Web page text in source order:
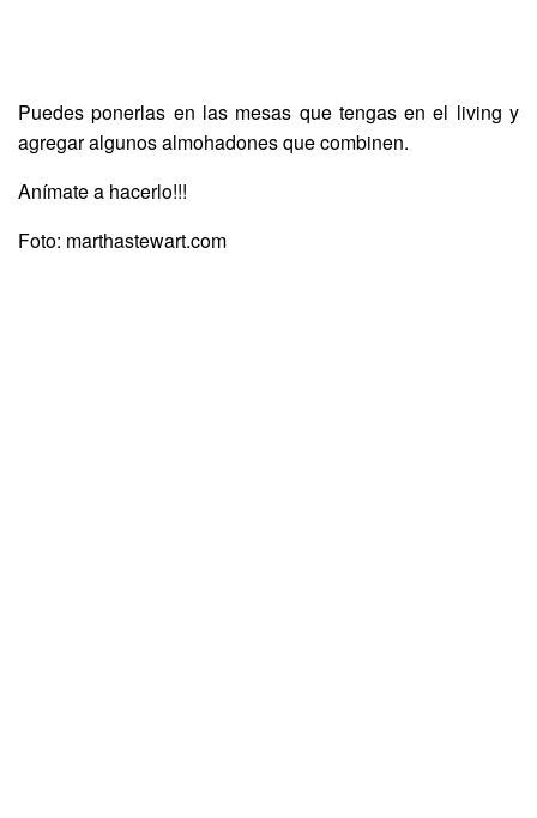
Puedes ponerlas en las mesas que tengas en el living y
agregar algunos almohadones que combinen.
Anímate a hacerlo!!!
Foto: marthastewart.com